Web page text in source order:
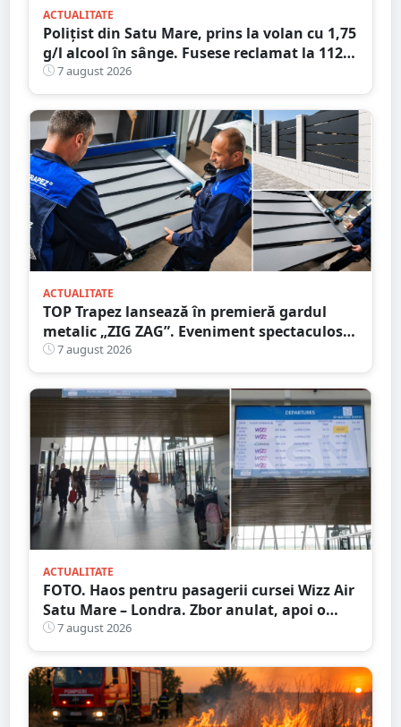
ACTUALITATE
Polițist din Satu Mare, prins la volan cu 1,75
g/l alcool în sânge. Fusese reclamat la 112
că circula pe contrasens
7 august 2026
ACTUALITATE
TOP Trapez lansează în premieră gardul
metalic „ZIG ZAG”. Eveniment spectaculos
în Grădina Romei
7 august 2026
ACTUALITATE
FOTO. Haos pentru pasagerii cursei Wizz Air
Satu Mare – Londra. Zbor anulat, apoi o
nouă întârziere. Fără explicații clare
7 august 2026